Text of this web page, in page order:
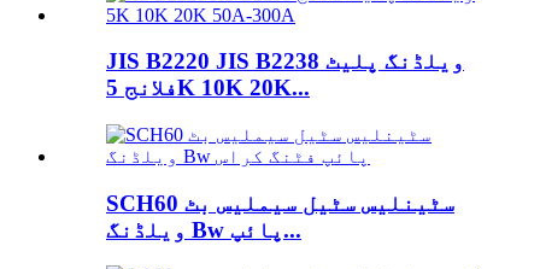
JIS B2220 JIS B2238 ویلڈنگ پلیٹ
فلانج 5K 10K 20K...
SCH60 سٹینلیس سٹیل سیملیس بٹ
ویلڈنگ Bw پائپ...